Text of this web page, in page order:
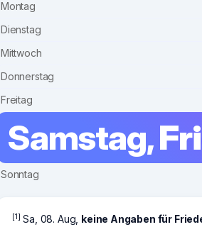
Montag
Dienstag
Mittwoch
Donnerstag
Freitag
Samstag,
Sonntag
[1] Sa, 08. Aug, keine Angaben für